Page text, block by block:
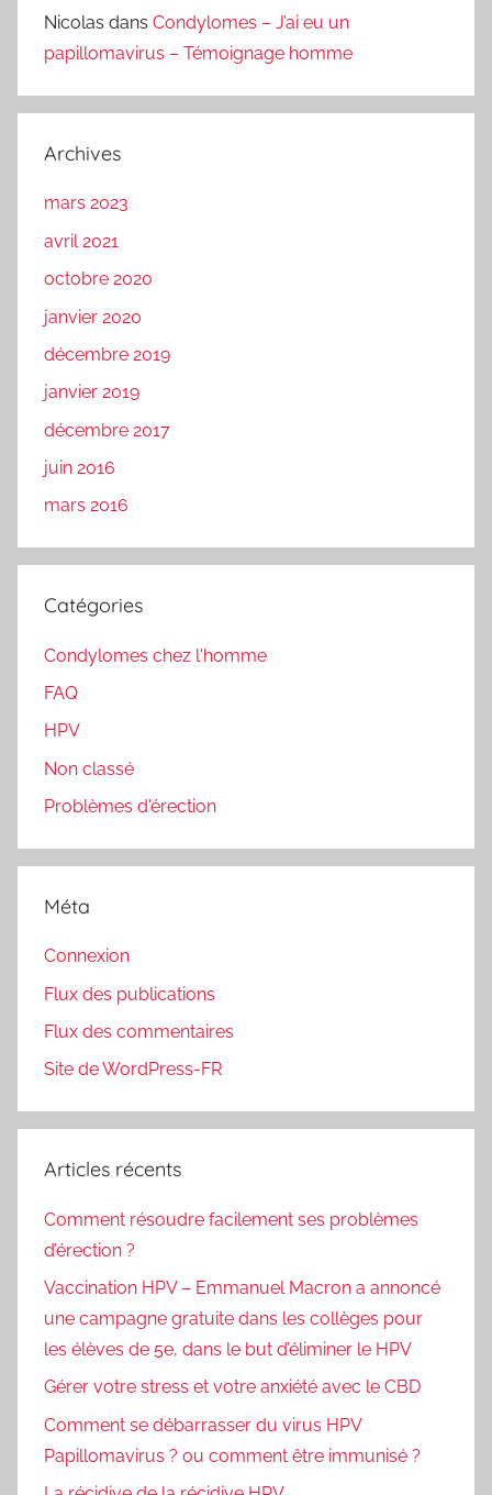
Nicolas dans Condylomes – J’ai eu un
papillomavirus – Témoignage homme
Archives
mars 2023
avril 2021
octobre 2020
janvier 2020
décembre 2019
janvier 2019
décembre 2017
juin 2016
mars 2016
Catégories
Condylomes chez l'homme
FAQ
HPV
Non classé
Problèmes d'érection
Méta
Connexion
Flux des publications
Flux des commentaires
Site de WordPress-FR
Articles récents
Comment résoudre facilement ses problèmes
d’érection ?
Vaccination HPV – Emmanuel Macron a annoncé
une campagne gratuite dans les collèges pour
les élèves de 5e, dans le but d’éliminer le HPV
Gérer votre stress et votre anxiété avec le CBD
Comment se débarrasser du virus HPV
Papillomavirus ? ou comment être immunisé ?